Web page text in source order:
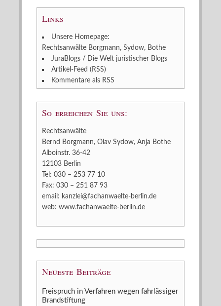
Links
Unsere Homepage:
Rechtsanwälte Borgmann, Sydow, Bothe
JuraBlogs / Die Welt juristischer Blogs
Artikel-Feed (RSS)
Kommentare als RSS
So erreichen Sie uns:
Rechtsanwälte
Bernd Borgmann, Olav Sydow, Anja Bothe
Alboinstr. 36-42
12103 Berlin
Tel: 030 – 253 77 10
Fax: 030 – 251 87 93
email: kanzlei@fachanwaelte-berlin.de
web: www.fachanwaelte-berlin.de
Neueste Beiträge
Freispruch in Verfahren wegen fahrlässiger
Brandstiftung